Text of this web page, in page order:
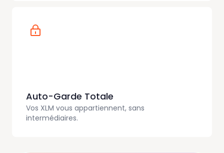
Auto-Garde Totale
Vos XLM vous appartiennent, sans
intermédiaires.